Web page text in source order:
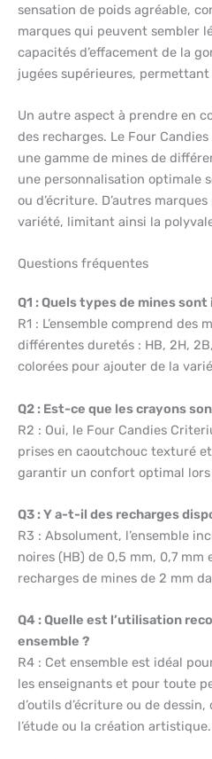
sensation de poids agréable,
marques qui peuvent sembler
capacités d’effacement de la
jugées supérieures,
Un autre aspect à prendre en
des recharges. Le Four
une gamme de mines de
une personnalisation optimale
ou d’écriture. D’autres
variété, limitant ainsi la
Questions fréquentes
Q1 : Quels types de mines sont
R1 : L’ensemble comprend des
différentes duretés : HB, 2H,
colorées pour ajouter de la
Q2 : Est-ce que les crayons
R2 : Oui, le Four Candies
prises en caoutchouc texturé
garantir un confort optimal lors
Q3 : Y a-t-il des recharges
R3 : Absolument, l’ensemble
noires (HB) de 0,5 mm, 0,7
recharges de mines de 2 mm
Q4 : Quelle est l’utilisation
ensemble ?
R4 : Cet ensemble est idéal
les enseignants et pour toute
d’outils d’écriture ou de
l’étude ou la création artistique.